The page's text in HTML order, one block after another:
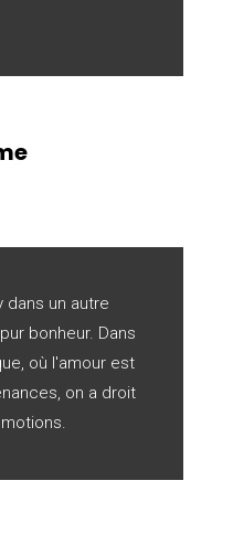
dans un autre
bonheur. Dans
où l'amour est
on a droit